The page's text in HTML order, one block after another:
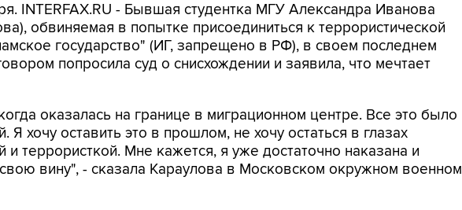
INTERFAX.RU - Бывшая студентка МГУ Александра Иванова
обвиняемая в попытке присоединиться к террористической
государство" (ИГ, запрещено в РФ), в своем последнем
попросила суд о снисхождении и заявила, что мечтает
оказалась на границе в миграционном центре. Все это было
хочу оставить это в прошлом, не хочу остаться в глазах
и террористкой. Мне кажется, я уже достаточно наказана и
вину", - сказала Караулова в Московском окружном военном